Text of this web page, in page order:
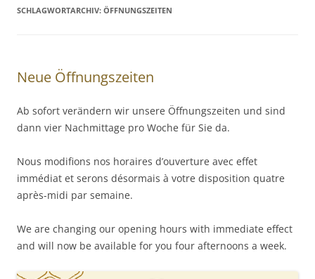
SCHLAGWORTARCHIV: ÖFFNUNGSZEITEN
Neue Öffnungszeiten
Ab sofort verändern wir unsere Öffnungszeiten und sind
dann vier Nachmittage pro Woche für Sie da.
Nous modifions nos horaires d’ouverture avec effet
immédiat et serons désormais à votre disposition quatre
après-midi par semaine.
We are changing our opening hours with immediate effect
and will now be available for you four afternoons a week.